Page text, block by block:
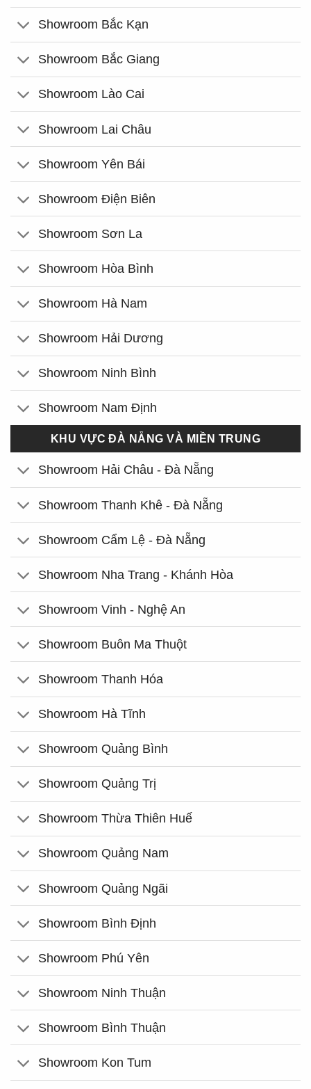
Showroom Bắc Kạn
Showroom Bắc Giang
Showroom Lào Cai
Showroom Lai Châu
Showroom Yên Bái
Showroom Điện Biên
Showroom Sơn La
Showroom Hòa Bình
Showroom Hà Nam
Showroom Hải Dương
Showroom Ninh Bình
Showroom Nam Định
KHU VỰC ĐÀ NẴNG VÀ MIỀN TRUNG
Showroom Hải Châu - Đà Nẵng
Showroom Thanh Khê - Đà Nẵng
Showroom Cẩm Lệ - Đà Nẵng
Showroom Nha Trang - Khánh Hòa
Showroom Vinh - Nghệ An
Showroom Buôn Ma Thuột
Showroom Thanh Hóa
Showroom Hà Tĩnh
Showroom Quảng Bình
Showroom Quảng Trị
Showroom Thừa Thiên Huế
Showroom Quảng Nam
Showroom Quảng Ngãi
Showroom Bình Định
Showroom Phú Yên
Showroom Ninh Thuận
Showroom Bình Thuận
Showroom Kon Tum